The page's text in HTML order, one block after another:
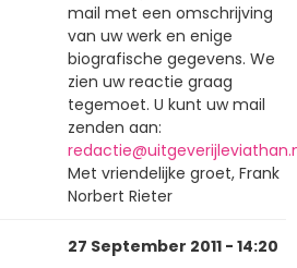
mail met een omschrijving
van uw werk en enige
biografische gegevens. We
zien uw reactie graag
tegemoet. U kunt uw mail
zenden aan:
Met vriendelijke groet, Frank
Norbert Rieter
27 September 2011 - 14:20